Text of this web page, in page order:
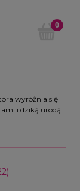
wyróżnia się
i dziką urodą.